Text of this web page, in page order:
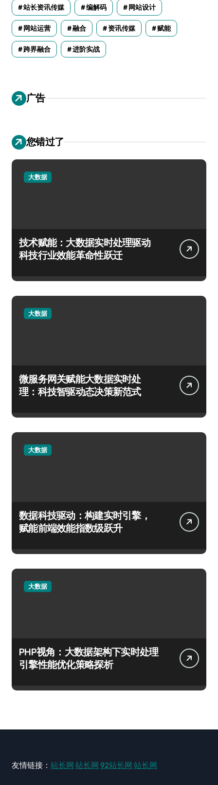
站长资讯传媒 编解码 网站设计
网站运营 融合 资讯传媒 赋能
跨界融合 进阶实战
广告
您错过了
大数据
技术赋能：大数据实时处理驱动
科技行业效能革命性跃迁
大数据
微服务网关赋能大数据实时处
理：科技智驱动态决策新范式
大数据
数据科技驱动：构建实时引擎，
赋能前端效能指数级跃升
大数据
PHP视角：大数据架构下实时处理
引擎性能优化策略探析
友情链接： 站长网 站长网 92站长网 站长网